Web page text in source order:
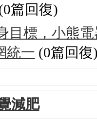
篇回復)
目標，小熊
統一 (0篇回復
減肥